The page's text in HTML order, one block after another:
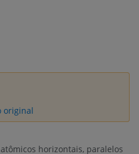
original
horizontais, paralelos